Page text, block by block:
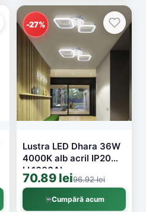
-27%
Lustra LED Dhara 36W
4000K alb acril IP20
LL1606AL
70.89 lei96.92 lei
Cumpără acum